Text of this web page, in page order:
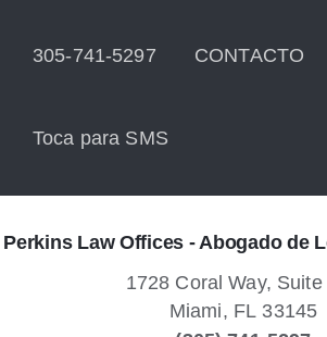
305-741-5297 CONTACTO
Toca para SMS
Perkins Law Offices - Abogado de
1728 Coral Way, Suite
Miami, FL 33145